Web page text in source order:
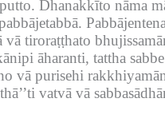
Dhanakkīto nāma
tiroraṭṭhato
āharanti, tattha
vā purisehi
vatvā vā